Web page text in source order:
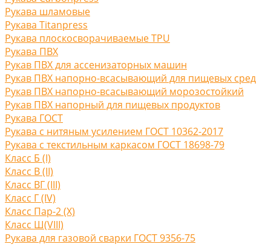
Рукава шламовые
Рукава Titanpress
Рукава плоскосворачиваемые TPU
Рукава ПВХ
Рукав ПВХ для ассенизаторных машин
Рукав ПВХ напорно-всасывающий для пищевых сред
Рукав ПВХ напорно-всасывающий морозостойкий
Рукав ПВХ напорный для пищевых продуктов
Рукава ГОСТ
Рукава с нитяным усилением ГОСТ 10362-2017
Рукава с текстильным каркасом ГОСТ 18698-79
Класс Б (I)
Класс В (II)
Класс ВГ (III)
Класс Г (IV)
Класс Пар-2 (X)
Класс Ш(VIII)
Рукава для газовой сварки ГОСТ 9356-75